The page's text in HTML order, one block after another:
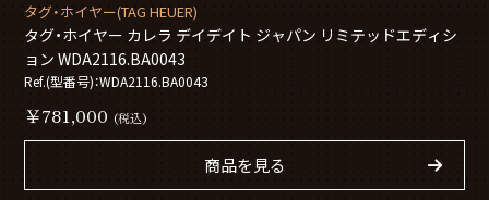
タグ・ホイヤー(TAG HEUER)
タグ・ホイヤー カレラ デイデイト ジャパン リミテッドエディシ
ョン WDA2116.BA0043
Ref.(型番号)：WDA2116.BA0043
￥781,000 (税込)
商品を見る